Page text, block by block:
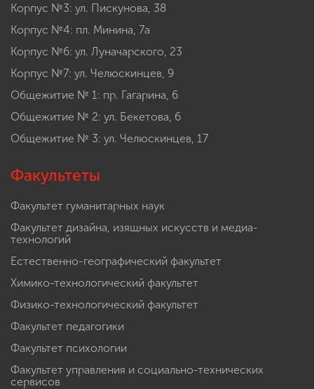
Корпус №3: ул. Пискунова, 38
Корпус №4: пл. Минина, 7а
Корпус №6: ул. Луначарского, 23
Корпус №7: ул. Челюскинцев, 9
Общежитие № 1: пр. Гагарина, 6
Общежитие № 2: ул. Бекетова, 6
Общежитие № 3: ул. Челюскинцев, 17
Факультеты
Факультет гуманитарных наук
Факультет дизайна, изящных искусств и медиа-
технологий
Естественно-географический факультет
Химико-технологический факультет
Физико-технологический факультет
Факультет педагогики
Факультет психологии
Факультет управления и социально-технических
сервисов